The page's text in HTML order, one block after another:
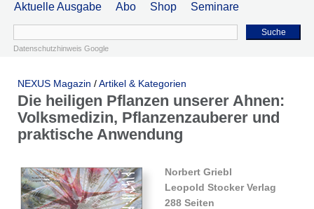
Aktuelle Ausgabe Abo Shop Seminare
Suche
Datenschutzhinweis Google
NEXUS Magazin /Artikel & Kategorien
Die heiligen Pflanzen unserer Ahnen:
Volksmedizin, Pflanzenzauberer und
praktische Anwendung
Norbert Griebl
Leopold Stocker Verlag
288 Seiten